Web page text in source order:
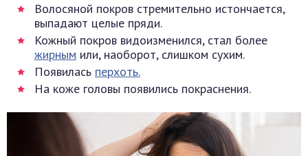
Волосяной покров стремительно истончается,
выпадают целые пряди.
Кожный покров видоизменился, стал более
жирным или, наоборот, слишком сухим.
Появилась перхоть.
На коже головы появились покраснения.